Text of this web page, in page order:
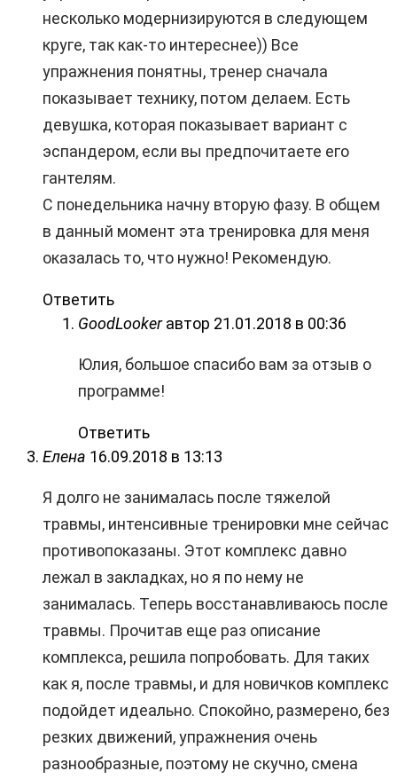
несколько модернизируются в следующем
круге, так как-то интереснее)) Все
упражнения понятны, тренер сначала
показывает технику, потом делаем. Есть
девушка, которая показывает вариант с
эспандером, если вы предпочитаете его
гантелям.
С понедельника начну вторую фазу. В общем
в данный момент эта тренировка для меня
оказалась то, что нужно! Рекомендую.
Ответить
GoodLooker автор 21.01.2018 в 00:36
Юлия, большое спасибо вам за отзыв о
программе!
Ответить
Елена 16.09.2018 в 13:13
Я долго не занималась после тяжелой
травмы, интенсивные тренировки мне сейчас
противопоказаны. Этот комплекс давно
лежал в закладках, но я по нему не
занималась. Теперь восстанавливаюсь после
травмы. Прочитав еще раз описание
комплекса, решила попробовать. Для таких
как я, после травмы, и для новичков комплекс
подойдет идеально. Спокойно, размерено, без
резких движений, упражнения очень
разнообразные, поэтому не скучно, смена